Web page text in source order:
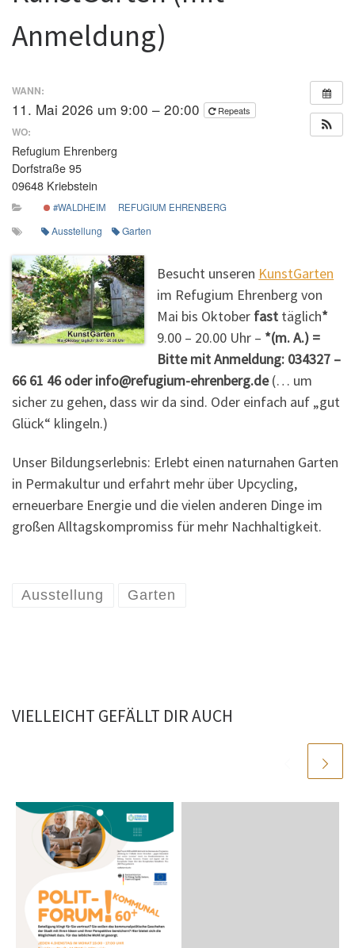
Anmeldung)
WANN:
11. Mai 2026 um 9:00 – 20:00 Repeats
WO:
Refugium Ehrenberg
Dorfstraße 95
09648 Kriebstein
#WALDHEIM REFUGIUM EHRENBERG
Ausstellung Garten
Besucht unseren KunstGarten
im Refugium Ehrenberg von
Mai bis Oktober fast täglich*
9.00 – 20.00 Uhr – *(m. A.) =
Bitte mit Anmeldung: 034327 –
66 61 46 oder info@refugium-ehrenberg.de(… um
sicher zu gehen, dass wir da sind. Oder einfach auf „gut
Glück“ klingeln.)
Unser Bildungserlebnis: Erlebt einen naturnahen Garten
in Permakultur und erfahrt mehr über Upcycling,
erneuerbare Energie und die vielen anderen Dinge im
großen Alltagskompromiss für mehr Nachhaltigkeit.
Ausstellung Garten
VIELLEICHT GEFÄLLT DIR AUCH